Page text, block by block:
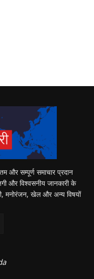
और सम्पूर्ण समाचार प्रदान
और विश्वसनीय जानकारी के
मनोरंजन, खेल और अन्य विषयों